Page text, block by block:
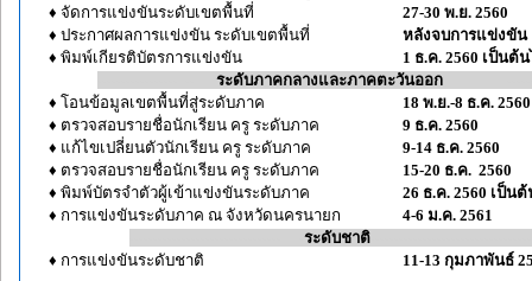
♦ จัดการแข่งขันระดับเขตพื้นที่
27-30 พ.ย. 2560
♦ ประกาศผลการแข่งขัน ระดับเขตพื้นที่
หลังจบการแข่งขัน
♦ พิมพ์เกียรติบัตรการแข่งขัน
1 ธ.ค. 2560 เป็นต้
ระดับภาคกลางและภาคตะวันออก
♦ โอนข้อมูลเขตพื้นที่สู่ระดับภาค
18 พ.ย.-8 ธ.ค. 2560
♦ ตรวจสอบรายชื่อนักเรียน ครู ระดับภาค
9 ธ.ค. 2560
♦ แก้ไขเปลี่ยนตัวนักเรียน ครู ระดับภาค
9-14 ธ.ค. 2560
♦ ตรวจสอบรายชื่อนักเรียน ครู ระดับภาค
15-20 ธ.ค. 2560
♦ พิมพ์บัตรจำตัวผู้เข้าแข่งขันระดับภาค
26 ธ.ค. 2560 เป็น
♦ การแข่งขันระดับภาค ณ จังหวัดนครนายก
4-6 ม.ค. 2561
ระดับชาติ
♦ การแข่งขันระดับชาติ 11-13 กุมภาพันธ์